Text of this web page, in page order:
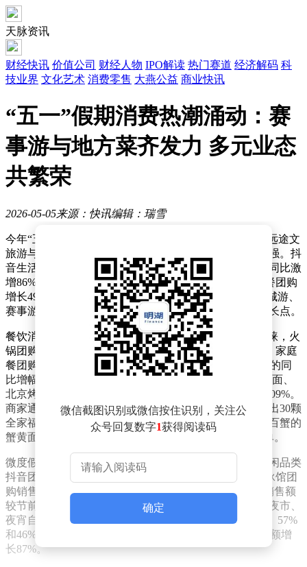
天脉资讯
财经快讯 价值公司 财经人物 IPO解读 热门赛道 经济解码 科
技业界 文化艺术 消费零售 大燕公益 商业快讯
“五一”假期消费热潮涌动：赛
事游与地方菜齐发力 多元业态
共繁荣
2026-05-05来源：快讯编辑：瑞雪
今年“五一”小长假期间，线下消费市场迎来全面爆发，远途文
旅游与就近休闲游双双走热，城市团购消费活力显著增强。抖
音生活服务数据显示，假期内酒店宾馆抖音团购销售额同比激
增86%，地方菜堂食销售额增长61%，亲子游带动家庭餐团购
增长49%。与此同时，老字号、非遗体验、夜经济、小城游、
赛事游等新兴消费趋势表现亮眼，成为假日经济的新增长点。
餐饮消费成为假日经济的“顶流”。地方特色美食备受青睐，火
锅团购销售额同比增长71%，中餐地方菜堂食增长61%，家庭
餐团购增长49%。其中，江浙沪名小吃蟹粉汤包以410%的同
比增幅领跑，蟹黄面增长125%，安徽臭鳜鱼、福建沙茶面、
北京烤鸭等地方菜销售额同比分别增长278%、192%和109%。
商家通过推出高性价比套餐吸引消费者，例如袁小饺推出30颗
全家福云吞套餐，带动门店客流与订单量显著提升；李百蟹的
蟹黄面、蟹粉小笼等特色美食五一期间日均增长超200单。
微度假模式受到年轻消费者追捧。露营、钓鱼等户外休闲品类
抖音团购销售额同比分别增长76%和59%，网球馆、游泳馆团
购销售额增长超1倍。24小时汤泉汗蒸等康养休闲业态销售额
较节前环比增长超五成。夜经济成为假日消费新亮点，夜市、
夜宵自助餐和烧烤的抖音团购销售额同比分别增长59%、57%
和46%，夜游古镇票券环比增长307%，灯光秀团购销售额增
长87%。
微信截图识别或微信按住识别，关注公
众号回复数字1获得阅读码
确定